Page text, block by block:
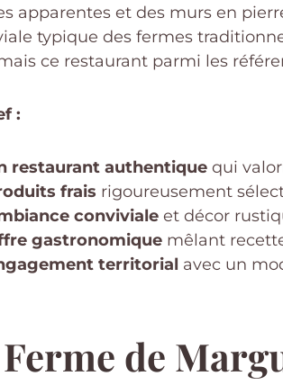
apparentes et des murs en
typique des fermes
ce restaurant parmi les
:
restaurant authentique qui
frais rigoureusement
conviviale et décor
gastronomique mêlant
territorial avec un
de